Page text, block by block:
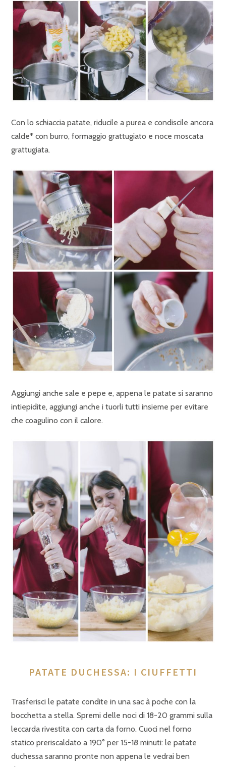
Con lo schiaccia patate, riducile a purea e condiscile ancora
calde* con burro, formaggio grattugiato e noce moscata
grattugiata.
Aggiungi anche sale e pepe e, appena le patate si saranno
intiepidite, aggiungi anche i tuorli tutti insieme per evitare
che coagulino con il calore.
PATATE DUCHESSA: I CIUFFETTI
Trasferisci le patate condite in una sac à poche con la
bocchetta a stella. Spremi delle noci di 18-20 grammi sulla
leccarda rivestita con carta da forno. Cuoci nel forno
statico preriscaldato a 190° per 15-18 minuti: le patate
duchessa saranno pronte non appena le vedrai ben